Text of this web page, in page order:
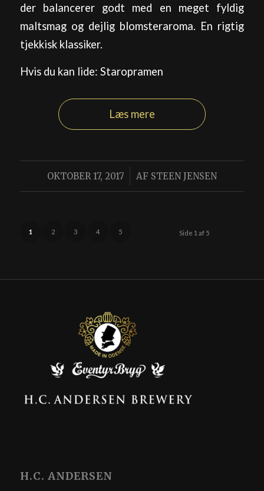
der balancerer godt med en meget fyldig
maltsmag og dejlig blomsteraroma. En rigtig
tjekkisk klassiker.
Hvis du kan lide: Staropramen
Læs mere
OKTOBER 17, 2017
/ AF STEEN JENSEN
Side 1 af 5
1 2 3 4 5
H.C. ANDERSEN